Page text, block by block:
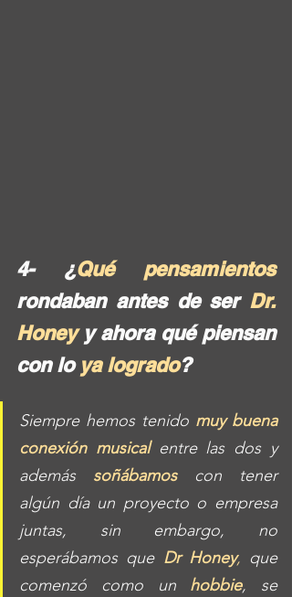
4- ¿Qué pensamientos
rondaban antes de ser Dr.
Honey y ahora qué piensan
con lo ya logrado?
Siempre hemos tenido muy buena
conexión musical entre las dos y
además soñábamos con tener
algún día un proyecto o empresa
juntas, sin embargo, no
esperábamos que Dr Honey, que
comenzó como un hobbie, se